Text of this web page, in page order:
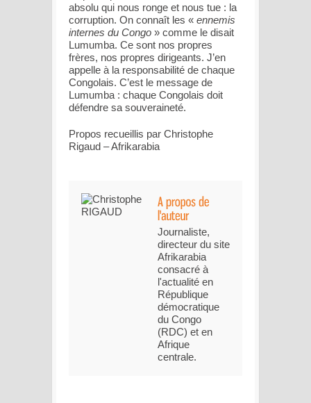
absolu qui nous ronge et nous tue : la
corruption. On connaît les « ennemis
internes du Congo » comme le disait
Lumumba. Ce sont nos propres
frères, nos propres dirigeants. J’en
appelle à la responsabilité de chaque
Congolais. C’est le message de
Lumumba : chaque Congolais doit
défendre sa souveraineté.
Propos recueillis par Christophe
Rigaud – Afrikarabia
Journaliste,
directeur du site
Afrikarabia
consacré à
l'actualité en
République
démocratique
du Congo
(RDC) et en
Afrique
centrale.